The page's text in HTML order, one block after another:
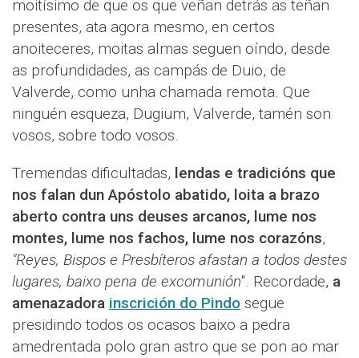
moitísimo de que os que veñan detrás as teñan
presentes, ata agora mesmo, en certos
anoiteceres, moitas almas seguen oíndo, desde
as profundidades, as campás de Duio, de
Valverde, como unha chamada remota. Que
ninguén esqueza, Dugium, Valverde, tamén son
vosos, sobre todo vosos.
Tremendas dificultadas, lendas e tradicións que
nos falan dun Apóstolo abatido, loita a brazo
aberto contra uns deuses arcanos, lume nos
montes, lume nos fachos, lume nos corazóns,
"Reyes, Bispos e Presbíteros afastan a todos destes
lugares, baixo pena de excomunión". Recordade, a
amenazadora inscrición do Pindo segue
presidindo todos os ocasos baixo a pedra
amedrentada polo gran astro que se pon ao mar